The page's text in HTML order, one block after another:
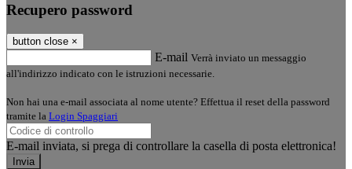
Recupero password
button close ×
E-mail Verrà inviato un messaggio
all'indirizzo indicato con le istruzioni necessarie.
Non hai una e-mail associata al nome utente? Effettua il reset della password
tramite la Login Spaggiari
E-mail inviata, si prega di controllare la casella di posta elettronica!